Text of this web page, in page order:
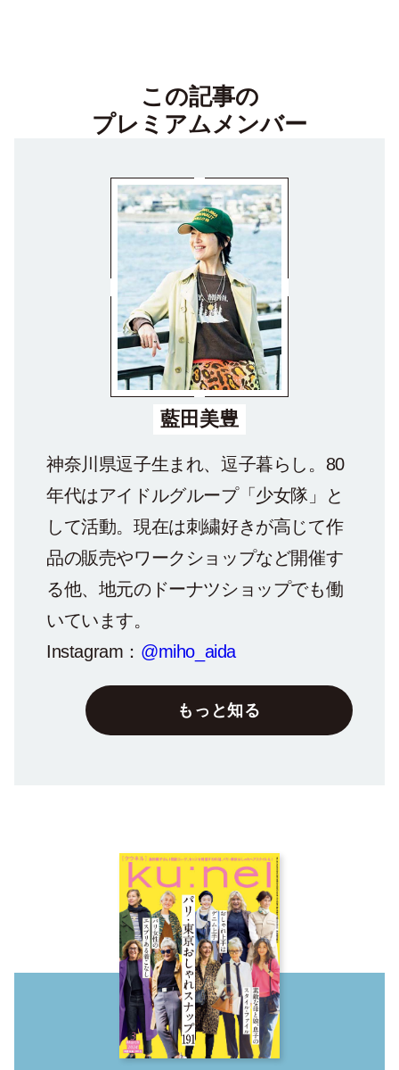
この記事の
プレミアムメンバー
藍田美豊
神奈川県逗子生まれ、逗子暮らし。80
年代はアイドルグループ「少女隊」と
して活動。現在は刺繍好きが高じて作
品の販売やワークショップなど開催す
る他、地元のドーナツショップでも働
いています。
Instagram： @miho_aida
もっと知る